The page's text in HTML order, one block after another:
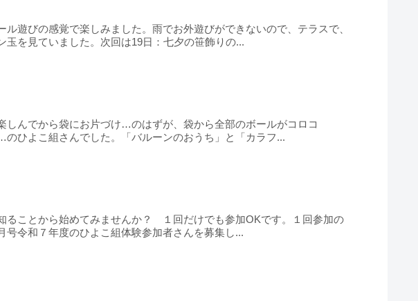
遊びの感覚で楽しみました。雨でお外遊びができないので、テラスで、
を見ていました。次回は19日：七夕の笹飾りの...
んでから袋にお片づけ…のはずが、袋から全部のボールがコロコ
ひよこ組さんでした。「バルーンのおうち」と「カラフ...
から始めてみませんか？ １回だけでも参加OKです。１回参加の
令和７年度のひよこ組体験参加者さんを募集し...